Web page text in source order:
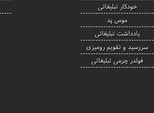
خودکار تبلیغاتی
موس پد
یادداشت تبلیغاتی
سررسید و تقویم رومیزی
فولدر چرمی تبلیغاتی